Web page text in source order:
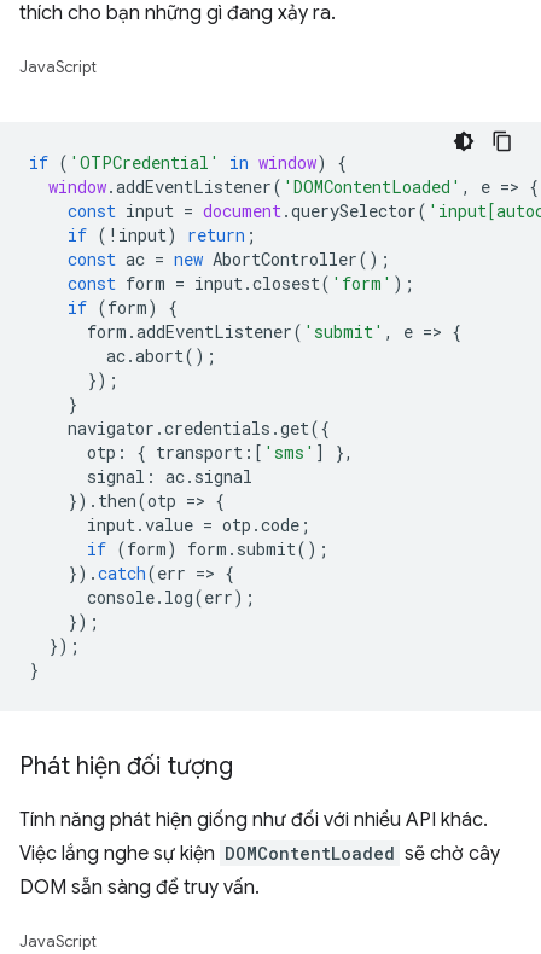
thích cho bạn những gì đang xảy ra.
JavaScript
if ( 'OTPCredential' in window)
{
window.addEventListener( 'DOMContentLoaded' , e => {
const input = document.querySelector(
if ( ! input) return ;
const ac = new AbortController();
const form = input.closest( 'form' );
if (form)
{
form .addEventListener( 'submit' , e => {
ac.abort();
});
}
navigator .credentials .get({
otp : { transport : [ 'sms' ]
},
signal : ac. signal
}). then(otp => {
input.value = otp .code ;
if (form) form . submit();
}).catch(err => {
console. log(err);
});
});
}
Phát hiện đối tượng
Tính năng phát hiện giống như đối với nhiều API khác.
Việc lắng nghe sự kiện DOMContentLoaded sẽ chờ cây
DOM sẵn sàng để truy vấn.
JavaScript